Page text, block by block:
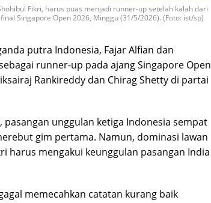
Fikri, harus puas menjadi runner-up setelah kalah dari
Singapore Open 2026, Minggu (31/5/2026). (Foto: ist/sp)
putra Indonesia, Fajar Alfian dan
runner-up pada ajangSingapore Open
Rankireddy dan Chirag Shetty di partai
unggulan ketiga Indonesia sempat
gim pertama. Namun, dominasi lawan
harus mengakui keunggulan pasangan India
memecahkan catatan kurang baik